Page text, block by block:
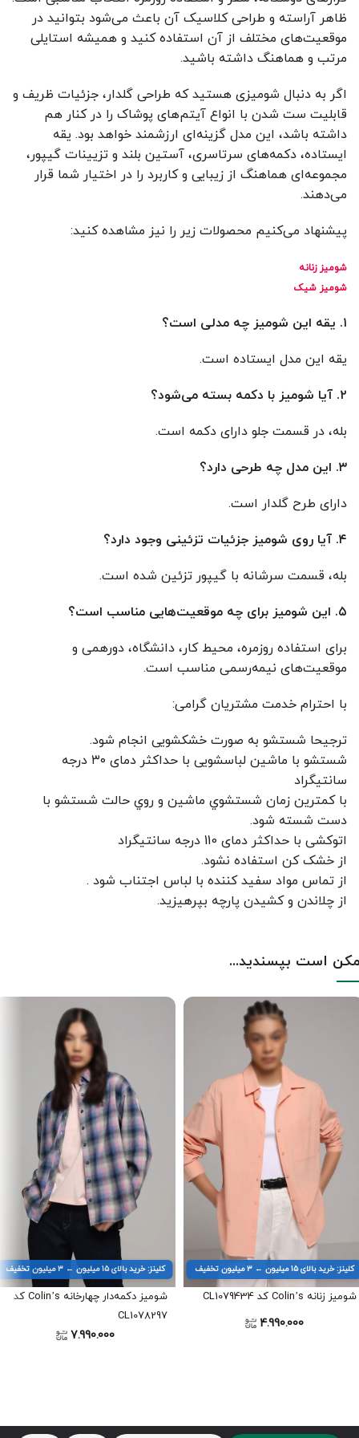
ظاهر آراسته و طراحی کلاسیک آن باعث می‌شود بتوانید در
موقعیت‌های مختلف از آن استفاده کنید و همیشه استایلی
مرتب و هماهنگ داشته باشید.
اگر به دنبال شومیزی هستید که طراحی گلدار، جزئیات ظریف و
قابلیت ست شدن با انواع آیتم‌های پوشاک را در کنار هم
داشته باشد، این مدل گزینه‌ای ارزشمند خواهد بود. یقه
ایستاده، دکمه‌های سرتاسری، آستین بلند و تزیینات گیپور،
مجموعه‌ای هماهنگ از زیبایی و کاربرد را در اختیار شما قرار
می‌دهند.
پیشنهاد می‌کنیم محصولات زیر را نیز مشاهده کنید:
شومیز زنانه
شومیز شیک
۱. یقه این شومیز چه مدلی است؟
یقه این مدل ایستاده است.
۲. آیا شومیز با دکمه بسته می‌شود؟
بله، در قسمت جلو دارای دکمه است.
۳. این مدل چه طرحی دارد؟
دارای طرح گلدار است.
۴. آیا روی شومیز جزئیات تزئینی وجود دارد؟
بله، قسمت سرشانه با گیپور تزئین شده است.
۵. این شومیز برای چه موقعیت‌هایی مناسب است؟
برای استفاده روزمره، محیط کار، دانشگاه، دورهمی و
موقعیت‌های نیمه‌رسمی مناسب است.
با احترام خدمت مشتریان گرامی:
ترجیحا شستشو به صورت خشکشویی انجام شود.
شستشو با ماشین لباسشویی با حداکثر دمای ۳۰ درجه
سانتیگراد
با کمترين زمان شستشوي ماشين و روي حالت شستشو با
دست شسته شود.
اتوکشی با حداکثر دمای 110 درجه سانتیگراد
از خشک کن استفاده نشود.
از تماس مواد سفید کننده با لباس اجتناب شود .
از چلاندن و کشيدن پارچه بپرهيزيد.
است بپسندید...
کلینز: خرید بالای ۱۵ میلیون ← ۳ میلیون تخفیف
شومیز زنانه Colin’s کد CL1079434
4.990.000
کلینز: خرید بالای ۱۵ میلیون ← ۳ میلیون تخفیف
شومیز دکمه‌دار چهارخانه Colin’s کد
CL1078297
7.990.000